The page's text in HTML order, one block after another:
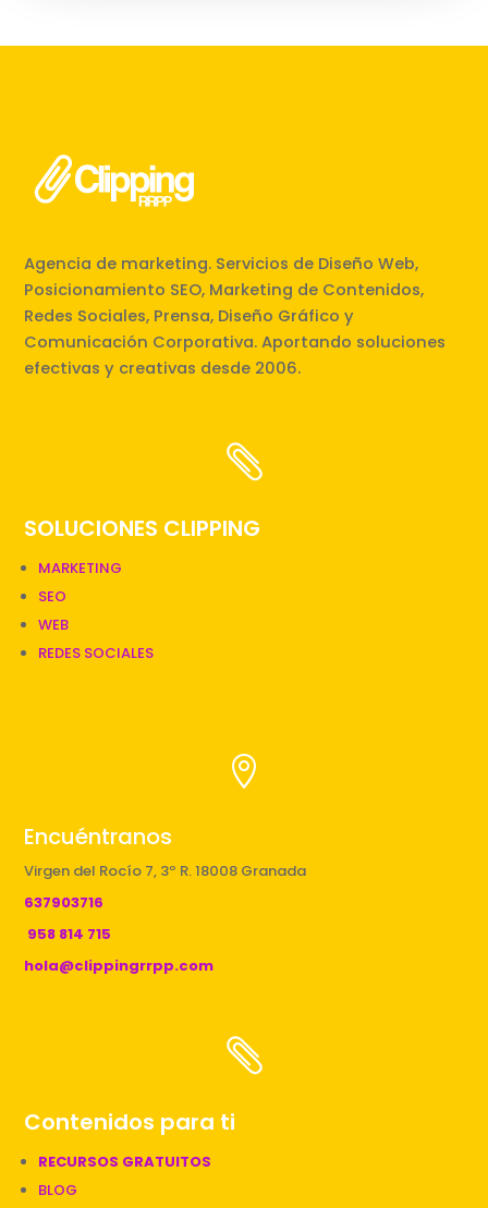
Agencia de marketing. Servicios de Diseño Web,
Posicionamiento SEO, Marketing de Contenidos,
Redes Sociales, Prensa, Diseño Gráfico y
Comunicación Corporativa. Aportando soluciones
efectivas y creativas desde 2006.

SOLUCIONES CLIPPING
MARKETING
SEO
WEB
REDES SOCIALES

Encuéntranos
Virgen del Rocío 7, 3º R. 18008 Granada
637903716
958 814 715
hola@clippingrrpp.com

Contenidos para ti
RECURSOS GRATUITOS
BLOG